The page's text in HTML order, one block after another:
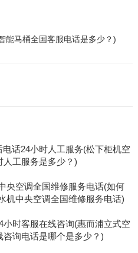
能马桶全国客服电话是多少？)
话24小时人工服务(松下柜机空
人工服务是多少？)
央空调全国维修服务电话(如何
机中央空调全国维修服务电话)
小时客服在线咨询(惠而浦立式空
咨询电话是哪个是多少？)